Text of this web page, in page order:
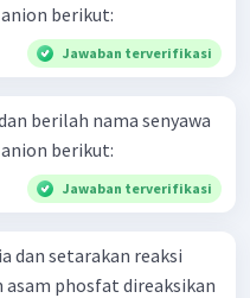
berikut:
Jawaban terverifikasi
berilah nama senyawa
berikut:
Jawaban terverifikasi
dan setarakan reaksi